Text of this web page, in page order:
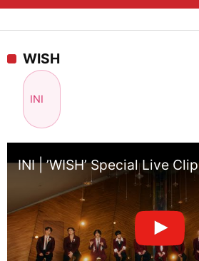
WISH
INI
INI | ’WISH’ Special Live Clip